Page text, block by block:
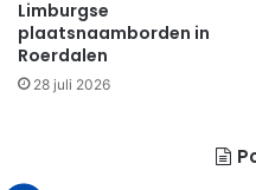
Limburgse
plaatsnaamborden in
Roerdalen
28 juli 2026